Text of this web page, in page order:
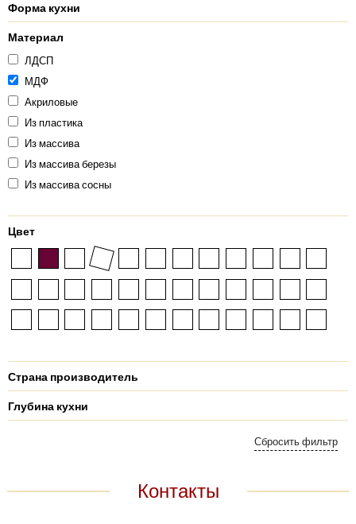
Форма кухни
Материал
ЛДСП
МДФ
Акриловые
Из пластика
Из массива
Из массива березы
Из массива сосны
Цвет
Страна производитель
Глубина кухни
Контакты